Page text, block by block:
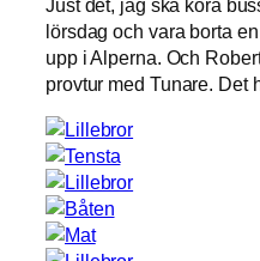
Just det, jag ska köra
lörsdag och vara borta
upp i Alperna. Och
provtur med Tunare. Det